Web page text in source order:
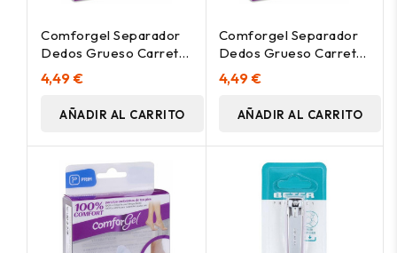
Comforgel Separador
Dedos Grueso Carrete
Talla L, 2 Uds
4,49 €
AÑADIR AL CARRITO
Comforgel Separador
Dedos Grueso Carrete
Talla S, 2 Uds
4,49 €
AÑADIR AL CARRITO